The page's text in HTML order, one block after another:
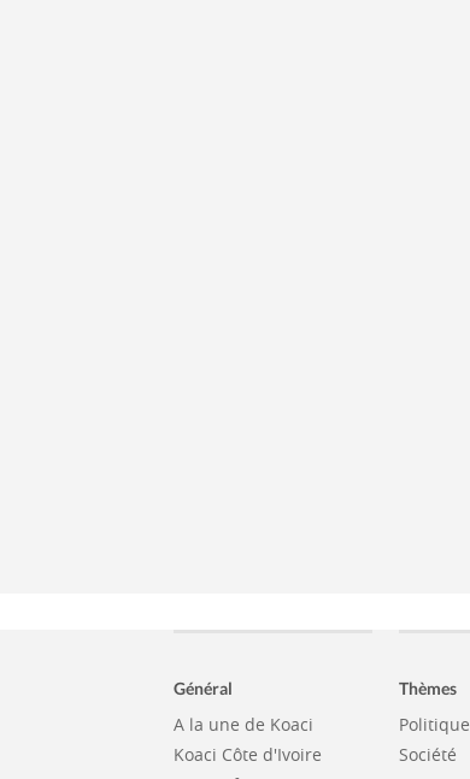
Général
A la une de Koaci
Koaci Côte d'Ivoire
Thèmes
Politique
Société